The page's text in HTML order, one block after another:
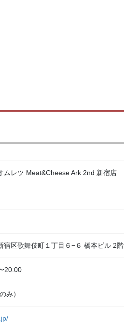
ムレツ Meat&Cheese Ark 2nd 新宿店
宿区歌舞伎町１丁目６−６ 橋本ビル 2階
20:00
み）